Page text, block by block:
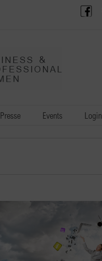
BPW
Austria
Presse Events Login